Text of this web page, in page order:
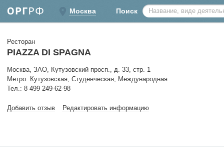
Москва Поиск
Ресторан
PIAZZA DI SPAGNA
Москва, ЗАО, Кутузовский просп., д. 33, стр. 1
Метро: Кутузовская, Студенческая, Международная
Тел.: 8 499 249-62-98
Добавить отзыв Редактировать информацию